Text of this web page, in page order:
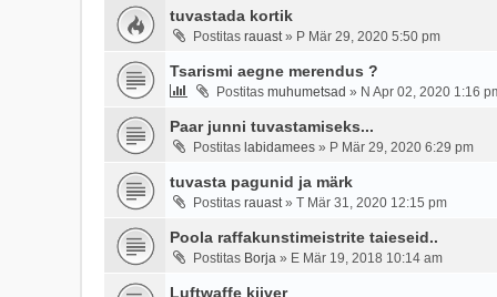
tuvastada kortik
Postitas rauast» P Mär 29, 2020 5:50 pm
Tsarismi aegne merendus ?
Postitas muhumetsad » N Apr 02, 2020 1:16
Paar junni tuvastamiseks...
Postitas labidamees » P Mär 29, 2020 6:29 pm
tuvasta pagunid ja märk
Postitas rauast» T Mär 31, 2020 12:15 pm
Poola raffakunstimeistrite taieseid..
Postitas Borja » E Mär 19, 2018 10:14 am
Luftwaffe kiiver